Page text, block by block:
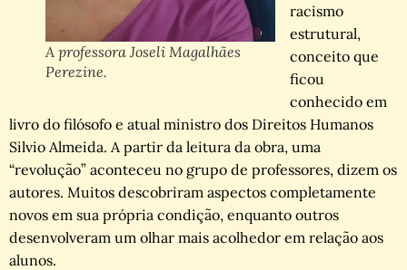
A professora Joseli Magalhães
Perezine.
racismo
estrutural,
conceito que
ficou
conhecido em
livro do filósofo e atual ministro dos Direitos Humanos
Silvio Almeida. A partir da leitura da obra, uma
“revolução” aconteceu no grupo de professores, dizem os
autores. Muitos descobriram aspectos completamente
novos em sua própria condição, enquanto outros
desenvolveram um olhar mais acolhedor em relação aos
alunos.